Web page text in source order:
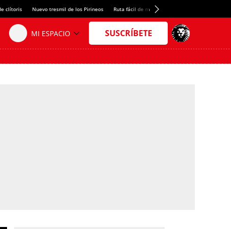
clítoris Nuevo tresmil de los Pirineos Ruta fácil de montaña